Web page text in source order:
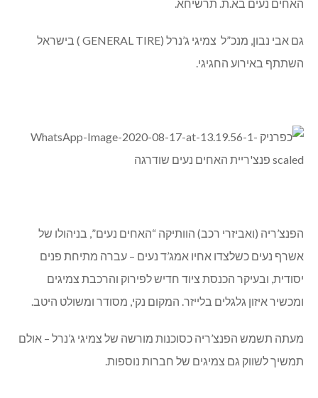
האחים נעים בא.ת. תרשיחא.
גם אבי נבון, מנכ”ל צמיגי ג’נרל (GENERAL TIRE ) בישראל
השתתף באירוע החגיגי.
הפנצ’ריה (ואביזרי רכב) הוותיקה “האחים נעים”, בניהולו של
אשרף נעים כשלצדו אחיו אמג’ד נעים – עברה מתיחת פנים
יסודית, ובעיקר הכנסת ציוד חדיש לפירוק והרכבת צמיגים
ומכשיר איזון גלגלים בלייזר. המקום נקי, מסודר ומשולט היטב.
מעתה תשמש הפנצ’ריה כסוכנות מורשה של צמיגי ג’נרל – אולם
תמשיך לשווק גם צמיגים של חברות נוספות.